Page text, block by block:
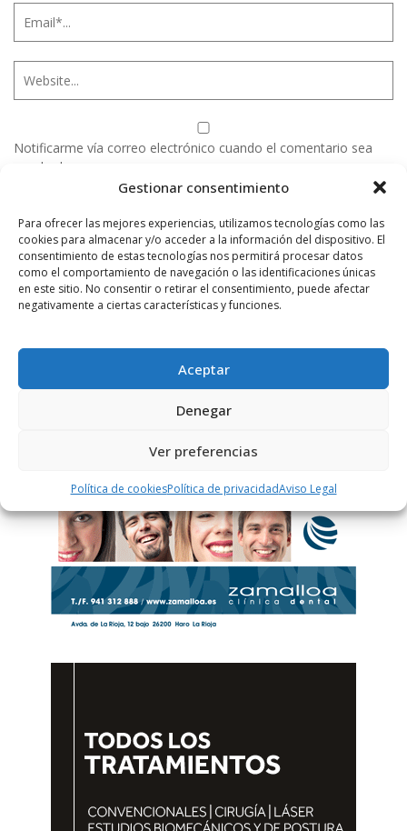
Gestionar consentimiento
Para ofrecer las mejores experiencias, utilizamos tecnologías como las
cookies para almacenar y/o acceder a la información del dispositivo. El
consentimiento de estas tecnologías nos permitirá procesar datos
como el comportamiento de navegación o las identificaciones únicas
en este sitio. No consentir o retirar el consentimiento, puede afectar
negativamente a ciertas características y funciones.
Aceptar
Denegar
Ver preferencias
Política de cookiesPolítica de privacidadAviso Legal
Notificarme vía correo electrónico cuando el comentario sea
aprobado.
cómo se procesan los datos de tus comentarios.
PUBLICIDAD